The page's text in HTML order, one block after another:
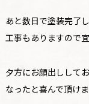
あと数日で塗装完了
工事もありますので
夕方にお顔出しして
なったと喜んで頂けま